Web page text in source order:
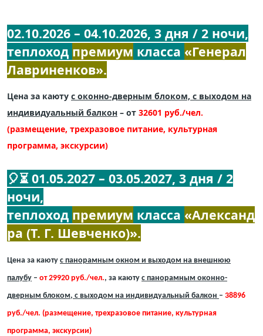
02.10.2026 – 04.10.2026, 3 дня / 2 ночи,
теплоход премиум класса «Генерал
Лавриненков».
Цена за каюту с оконно-дверным блоком, с выходом на
индивидуальный балкон – от 32601 руб./чел.
(размещение, трехразовое питание, культурная
программа, экскурсии)
🎈⏳ 01.05.2027 – 03.05.2027, 3 дня / 2
ночи,
теплоход премиум класса «Александ
ра (Т. Г. Шевченко)».
Цена за каюту с панорамным окном и выходом на внешнюю
палубу – от 29920 руб./чел., за каюту с панорамным оконно-
дверным блоком, с выходом на индивидуальный балкон – 38896
руб./чел. (размещение, трехразовое питание, культурная
программа, экскурсии)